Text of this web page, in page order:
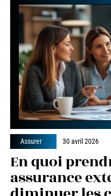
Assurer 30 avril 2026
En quoi
assurance